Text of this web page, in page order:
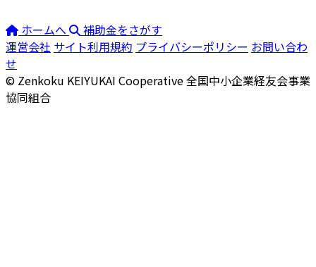
ホームへ
補助金をさがす
運営会社 サイト利用規約 プライバシーポリシー お問い合わ
せ
© Zenkoku KEIYUKAI Cooperative全国中小企業経友会事業
協同組合